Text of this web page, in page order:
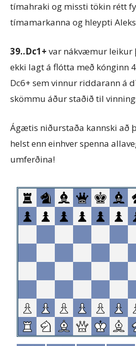
tímahraki og missti tökin rétt
tímamarkanna og hleypti
39..Dc1+ var nákvæmur leikur
ekki lagt á flótta með kónginn
Dc6+ sem vinnur riddarann á
skömmu áður staðið til
Ágætis niðurstaða kannski að
helst enn einhver spenna
umferðina!